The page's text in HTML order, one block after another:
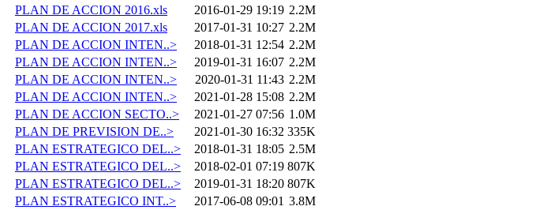
PLAN DE ACCION 2016.xls
2016-01-29 19:19 2.2M
PLAN DE ACCION 2017.xls
2017-01-31 10:27 2.2M
PLAN DE ACCION INTEN..>
2018-01-31 12:54 2.2M
PLAN DE ACCION INTEN..>
2019-01-31 16:07 2.2M
PLAN DE ACCION INTEN..>
2020-01-31 11:43 2.2M
PLAN DE ACCION INTEN..>
2021-01-28 15:08 2.2M
PLAN DE ACCION SECTO..>
2021-01-27 07:56 1.0M
PLAN DE PREVISION DE..>
2021-01-30 16:32 335K
PLAN ESTRATEGICO DEL..>
2018-01-31 18:05 2.5M
PLAN ESTRATEGICO DEL..>
2018-02-01 07:19 807K
PLAN ESTRATEGICO DEL..>
2019-01-31 18:20 807K
PLAN ESTRATEGICO INT..>
2017-06-08 09:01 3.8M